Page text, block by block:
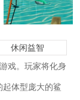
休闲益智
戏。玩家将化身
体型庞大的鲨